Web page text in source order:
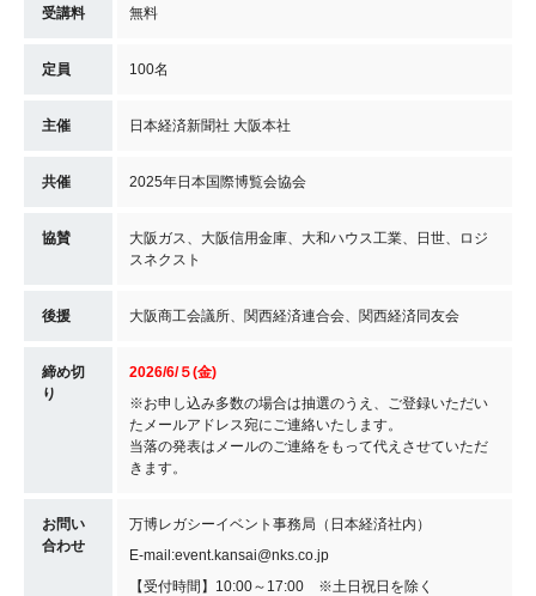
受講料 無料
定員 100名
主催 日本経済新聞社 大阪本社
共催 2025年日本国際博覧会協会
協賛
大阪ガス、大阪信用金庫、大和ハウス工業、日世、ロジ
スネクスト
後援 大阪商工会議所、関西経済連合会、関西経済同友会
締め切
り
2026/6/５(金)
※お申し込み多数の場合は抽選のうえ、ご登録いただい
たメールアドレス宛にご連絡いたします。
当落の発表はメールのご連絡をもって代えさせていただ
きます。
お問い
合わせ
万博レガシーイベント事務局（日本経済社内）
E-mail:event.kansai@nks.co.jp
【受付時間】10:00～17:00 ※土日祝日を除く